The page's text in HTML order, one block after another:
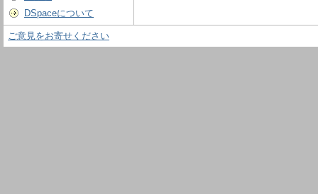
DSpaceについて
ご意見をお寄せください